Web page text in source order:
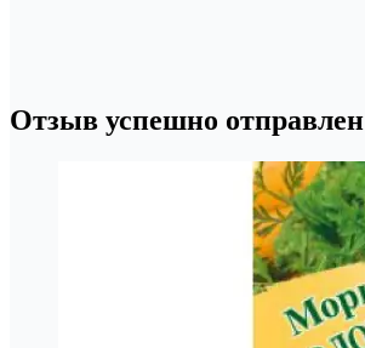
Отзыв успешно отправлен